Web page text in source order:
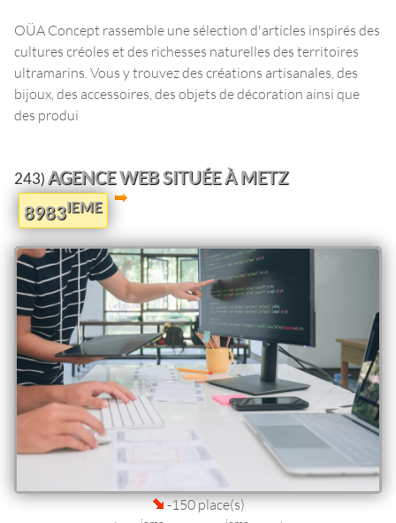
OÜA Concept rassemble une sélection d'articles inspirés des
cultures créoles et des richesses naturelles des territoires
ultramarins. Vous y trouvez des créations artisanales, des
bijoux, des accessoires, des objets de décoration ainsi que
des produi
243) AGENCE WEB SITUÉE À METZ
8983IEME
-150 place(s)